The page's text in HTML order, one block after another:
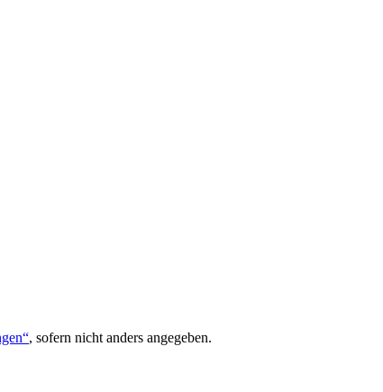
, sofern nicht anders angegeben.